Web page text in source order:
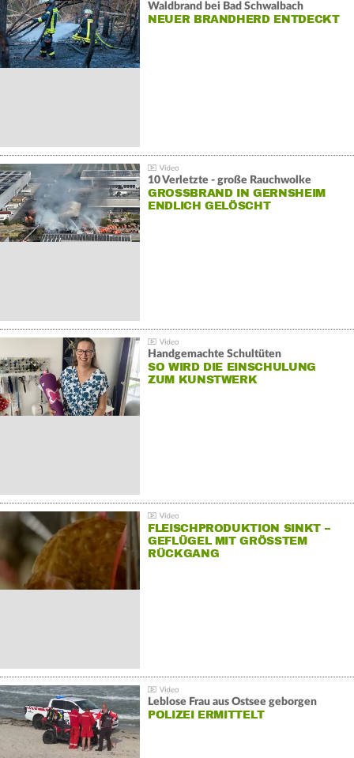
Waldbrand bei Bad Schwalbach
NEUER BRANDHERD ENTDECKT
10 Verletzte - große Rauchwolke
GROSSBRAND IN GERNSHEIM E
NDLICH GELÖSCHT
Handgemachte Schultüten
SO WIRD DIE EINSCHULUNG
ZUM KUNSTWERK
FLEISCHPRODUKTION SINKT –
GEFLÜGEL MIT GRÖSSTEM R
ÜCKGANG
Leblose Frau aus Ostsee geborgen
POLIZEI ERMITTELT